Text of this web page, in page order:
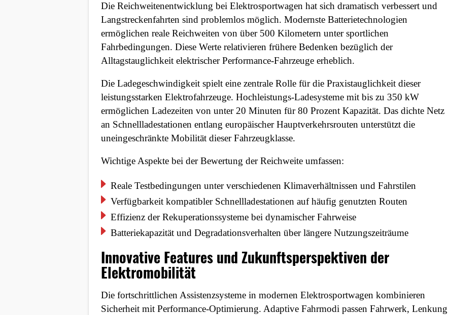
Die Reichweitenentwicklung bei Elektrosportwagen hat sich dramatisch verbessert und
Langstreckenfahrten sind problemlos möglich. Modernste Batterietechnologien
ermöglichen reale Reichweiten von über 500 Kilometern unter sportlichen
Fahrbedingungen. Diese Werte relativieren frühere Bedenken bezüglich der
Alltagstauglichkeit elektrischer Performance-Fahrzeuge erheblich.
Die Ladegeschwindigkeit spielt eine zentrale Rolle für die Praxistauglichkeit dieser
leistungsstarken Elektrofahrzeuge. Hochleistungs-Ladesysteme mit bis zu 350 kW
ermöglichen Ladezeiten von unter 20 Minuten für 80 Prozent Kapazität. Das dichte Netz
an Schnellladestationen entlang europäischer Hauptverkehrsrouten unterstützt die
uneingeschränkte Mobilität dieser Fahrzeugklasse.
Wichtige Aspekte bei der Bewertung der Reichweite umfassen:
Reale Testbedingungen unter verschiedenen Klimaverhältnissen und Fahrstilen
Verfügbarkeit kompatibler Schnellladestationen auf häufig genutzten Routen
Effizienz der Rekuperationssysteme bei dynamischer Fahrweise
Batteriekapazität und Degradationsverhalten über längere Nutzungszeiträume
Innovative Features und Zukunftsperspektiven der
Elektromobilität
Die fortschrittlichen Assistenzsysteme in modernen Elektrosportwagen kombinieren
Sicherheit mit Performance-Optimierung. Adaptive Fahrmodi passen Fahrwerk, Lenkung